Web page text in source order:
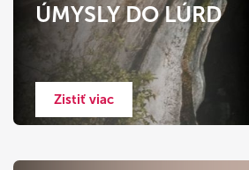
ÚMYSLY DO LÚRD
Zistiť viac